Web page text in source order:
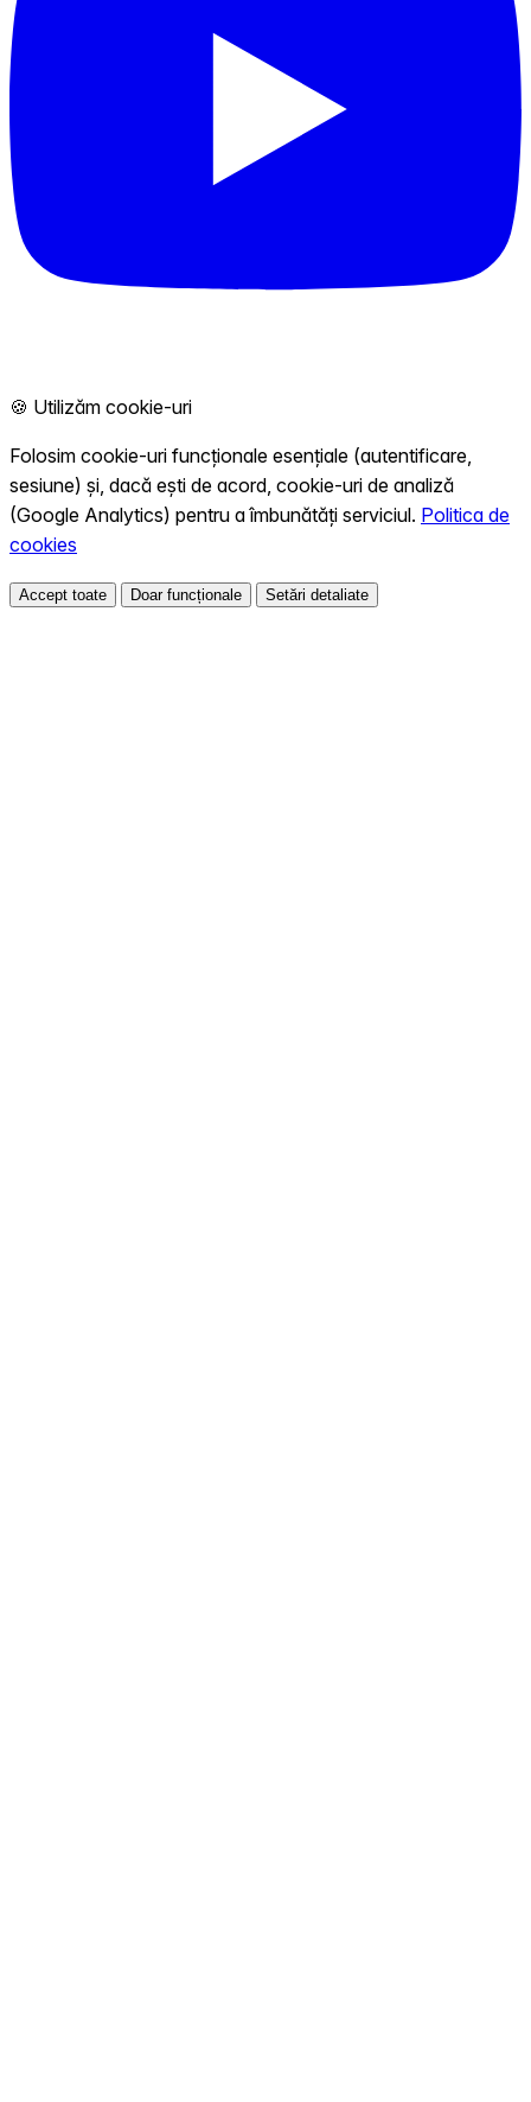
🍪 Utilizăm cookie-uri
Folosim cookie-uri funcționale esențiale (autentificare,
sesiune) și, dacă ești de acord, cookie-uri de analiză
(Google Analytics) pentru a îmbunătăți serviciul. Politica de
cookies
Accept toate Doar funcționale Setări detaliate